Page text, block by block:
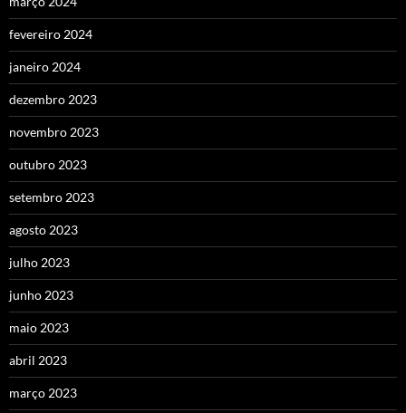
fevereiro 2024
janeiro 2024
dezembro 2023
novembro 2023
outubro 2023
setembro 2023
agosto 2023
julho 2023
junho 2023
maio 2023
abril 2023
março 2023